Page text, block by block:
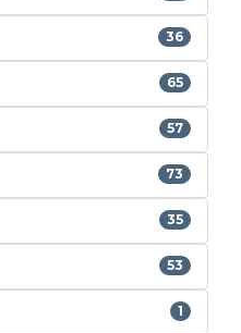
36
65
57
73
35
53
1